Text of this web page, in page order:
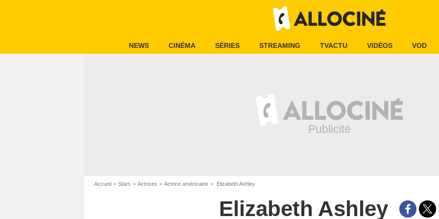
NEWS CINÉMA SÉRIES STREAMING TVACTU VIDÉOS VOD
Accueil Stars Actrices Actrice américaine Elizabeth Ashley
Elizabeth Ashley